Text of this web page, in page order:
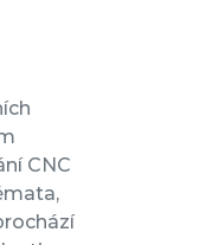
CNC